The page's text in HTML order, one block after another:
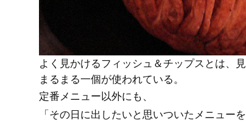
よく見かけるフィッシュ＆チップスとは、
まるまる一個が使われている。
定番メニュー以外にも、
「その日に出したいと思いついたメニュー